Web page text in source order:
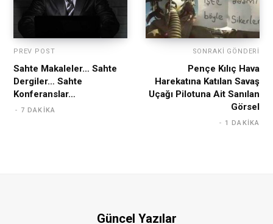
PREV POST
Sahte Makaleler… Sahte
Dergiler… Sahte
Konferanslar…
7 DAKIKA
SONRAKI GÖNDERI
Pençe Kılıç Hava
Harekatına Katılan Savaş
Uçağı Pilotuna Ait Sanılan
Görsel
1 DAKIKA
Güncel Yazılar